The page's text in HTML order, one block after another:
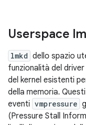
Userspace
lmkd dello spazio
funzionalità del
del kernel esistenti
della memoria.
eventi vmpressure
(Pressure Stall